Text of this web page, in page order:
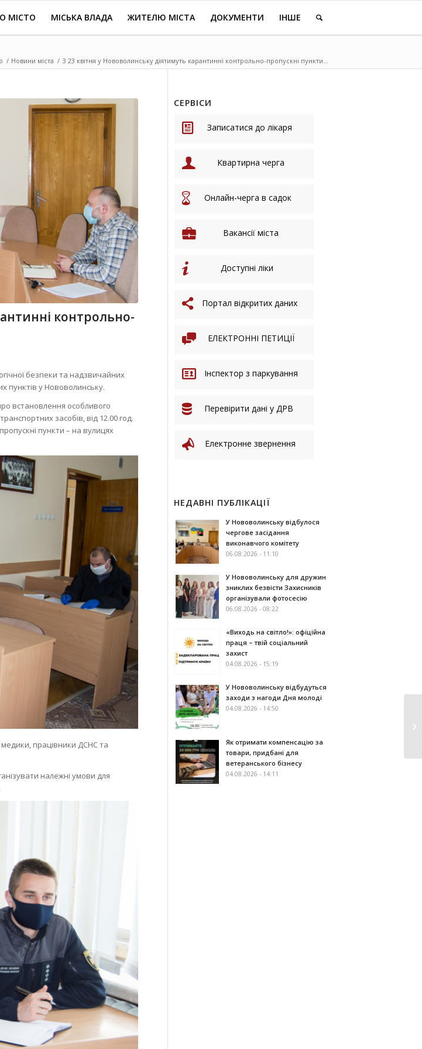
МІСТО МІСЬКА ВЛАДА ЖИТЕЛЮ МІСТА ДОКУМЕНТИ ІНШЕ
/ Новини міста / З 23 квітня у Нововолинську діятимуть карантинні контрольно-пропускні пункти...
контрольно-
безпеки та надзвичайних
пунктів у Нововолинську.
встановлення особливого
засобів, від 12.00 год.
пункти – на вулицях
медики, працівники ДСНС та
належні умови для
СЕРВІСИ
Записатися до лікаря
Квартирна черга
Онлайн-черга в садок
Вакансії міста
Доступні ліки
Портал відкритих даних
ЕЛЕКТРОННІ ПЕТИЦІЇ
Інспектор з паркування
Перевірити дані у ДРВ
Електронне звернення
НЕДАВНІ ПУБЛІКАЦІЇ
У Нововолинську відбулося
чергове засідання
виконавчого комітету
06.08.2026 - 11:10
У Нововолинську для дружин
зниклих безвісти Захисників
організували фотосесію
06.08.2026 - 08:22
«Виходь на світло!»: офіційна
праця – твій соціальний
захист
04.08.2026 - 15:19
У Нововолинську відбудуться
заходи з нагоди Дня молоді
04.08.2026 - 14:50
Як отримати компенсацію за
товари, придбані для
ветеранського бізнесу
04.08.2026 - 14:11